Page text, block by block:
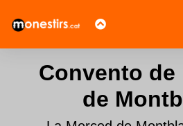
Convento de
de